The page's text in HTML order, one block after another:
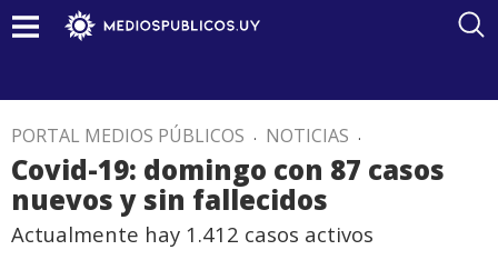
PORTAL MEDIOS PÚBLICOS . NOTICIAS .
Covid-19: domingo con 87 casos
nuevos y sin fallecidos
Actualmente hay 1.412 casos activos